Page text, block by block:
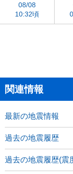
08/08
10:32頃
関連情報
最新の地震情報
過去の地震履歴
過去の地震履歴(震